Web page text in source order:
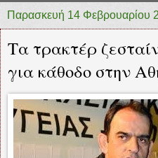
Παρασκευή 14 Φεβρουαρίου
Τα τρακτέρ
για κάθοδο στην